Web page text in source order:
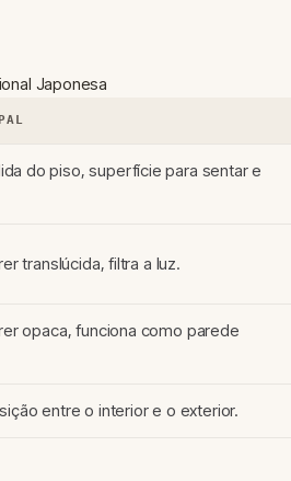
Japonesa
do piso, superfície para sentar e
translúcida, filtra a luz.
opaca, funciona como parede
entre o interior e o exterior.